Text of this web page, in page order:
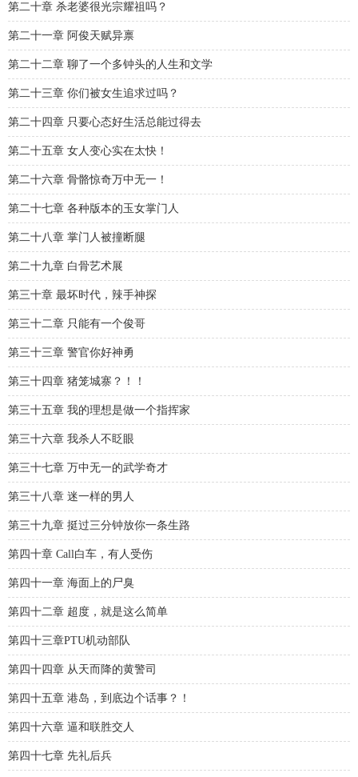
第二十章 杀老婆很光宗耀祖吗？
第二十一章 阿俊天赋异禀
第二十二章 聊了一个多钟头的人生和文学
第二十三章 你们被女生追求过吗？
第二十四章 只要心态好生活总能过得去
第二十五章 女人变心实在太快！
第二十六章 骨骼惊奇万中无一！
第二十七章 各种版本的玉女掌门人
第二十八章 掌门人被撞断腿
第二十九章 白骨艺术展
第三十章 最坏时代，辣手神探
第三十二章 只能有一个俊哥
第三十三章 警官你好神勇
第三十四章 猪笼城寨？！！
第三十五章 我的理想是做一个指挥家
第三十六章 我杀人不眨眼
第三十七章 万中无一的武学奇才
第三十八章 迷一样的男人
第三十九章 挺过三分钟放你一条生路
第四十章 Call白车，有人受伤
第四十一章 海面上的尸臭
第四十二章 超度，就是这么简单
第四十三章PTU机动部队
第四十四章 从天而降的黄警司
第四十五章 港岛，到底边个话事？！
第四十六章 逼和联胜交人
第四十七章 先礼后兵